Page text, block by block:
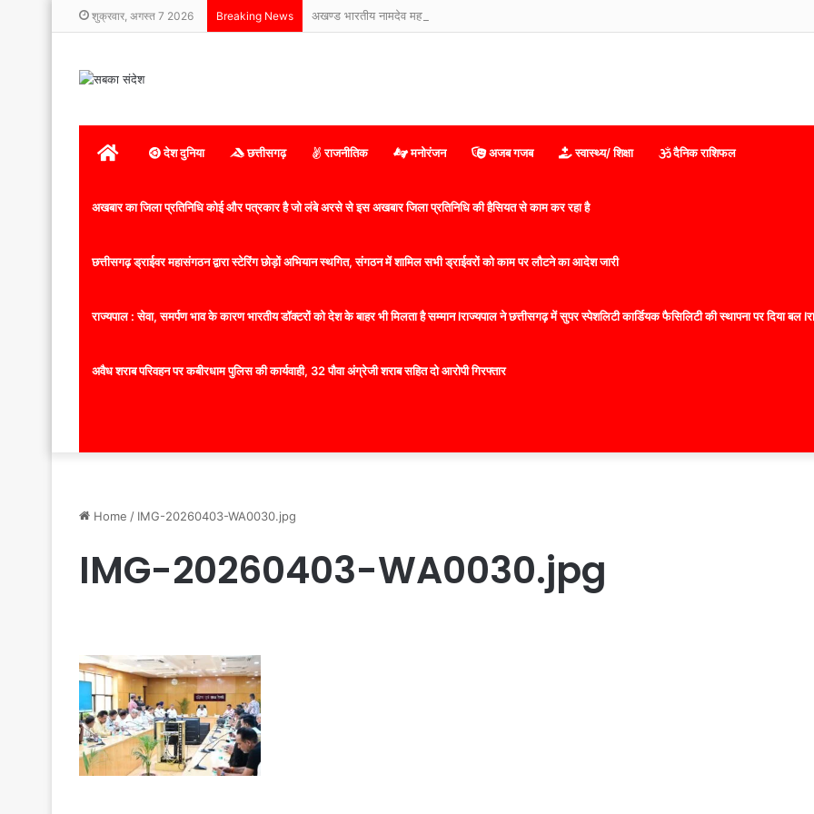
शुक्रवार, अगस्त 7 2026 Breaking News अखण्ड भारतीय नामदेव महासभा रजि0 इंडिया का हुआ विस्तार
होम देश दुनिया छत्तीसगढ़ राजनीतिक मनोरंजन अजब गजब स्वास्थ्य/ शिक्षा दैनिक राशिफल
अखबार का जिला प्रतिनिधि कोई और पत्रकार है जो लंबे अरसे से इस अखबार जिला प्रतिनिधि की हैसियत से काम कर रहा है
छत्तीसगढ़ ड्राईवर महासंगठन द्वारा स्टेरिंग छोड़ों अभियान स्थगित, संगठन में शामिल सभी ड्राईवरों को काम पर लौटने का आदेश जारी
राज्यपाल : सेवा, समर्पण भाव के कारण भारतीय डॉक्टरों को देश के बाहर भी मिलता है सम्मान lराज्यपाल ने छत्तीसगढ़ में सुपर स्पेशलिटी कार्डियक फैसिलिटी की स्थापना पर दिया
अवैध शराब परिवहन पर कबीरधाम पुलिस की कार्यवाही, 32 पौवा अंग्रेजी शराब सहित दो आरोपी गिरफ्तार
Home / IMG-20260403-WA0030.jpg
IMG-20260403-WA0030.jpg